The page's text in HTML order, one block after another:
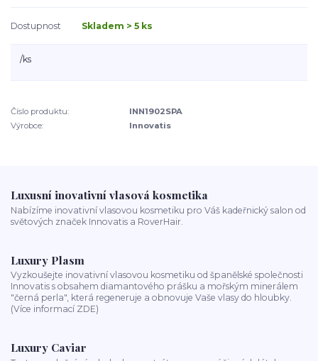
Dostupnost Skladem > 5 ks
/ks
Číslo produktu:
INN1902SPA
Výrobce:
Innovatis
Luxusní inovativní vlasová kosmetika
Nabízíme inovativní vlasovou kosmetiku pro Váš kadeřnický salon od
světových značek Innovatis a RoverHair.
Luxury Plasm
Vyzkoušejte inovativní vlasovou kosmetiku od španělské společnosti
Innovatis s obsahem diamantového prášku a mořským minerálem
"černá perla", která regeneruje a obnovuje Vaše vlasy do hloubky.
(Více informací ZDE)
Luxury Caviar